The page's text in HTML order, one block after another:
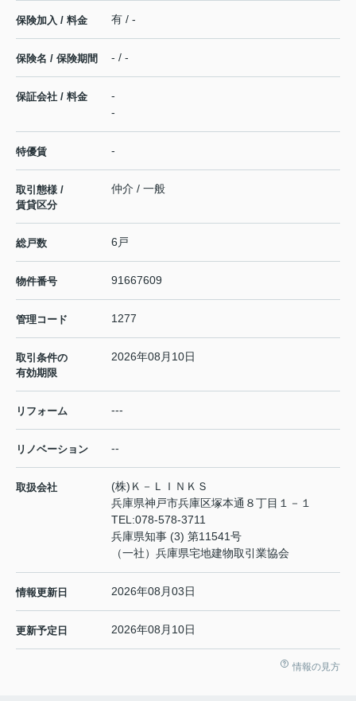
保険加入 / 料金 有 / -
保険名 / 保険期間 - / -
保証会社 / 料金
-
-
特優賃 -
取引態様 /
賃貸区分
仲介 / 一般
総戸数 6戸
物件番号 91667609
管理コード 1277
取引条件の
有効期限
2026年08月10日
リフォーム ---
リノベーション --
取扱会社
(株)Ｋ－ＬＩＮＫＳ
兵庫県神戸市兵庫区塚本通８丁目１－１
TEL:078-578-3711
兵庫県知事 (3) 第11541号
（一社）兵庫県宅地建物取引業協会
情報更新日 2026年08月03日
更新予定日 2026年08月10日
情報の見方